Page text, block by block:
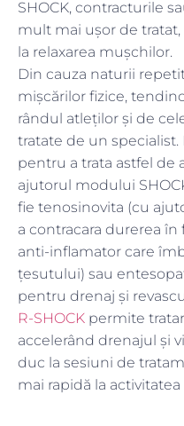
SHOCK, contracturile
mult mai ușor de
la relaxarea mușchilor.
Din cauza naturii
mișcărilor fizice,
rândul atleților și de
tratate de un specialist.
pentru a trata astfel de
ajutorul modului
fie tenosinovita (cu
a contracara durerea în
anti-inflamator care
țesutului) sau
pentru drenaj și
R-SHOCK permite
accelerând drenajul și
duc la sesiuni de
mai rapidă la